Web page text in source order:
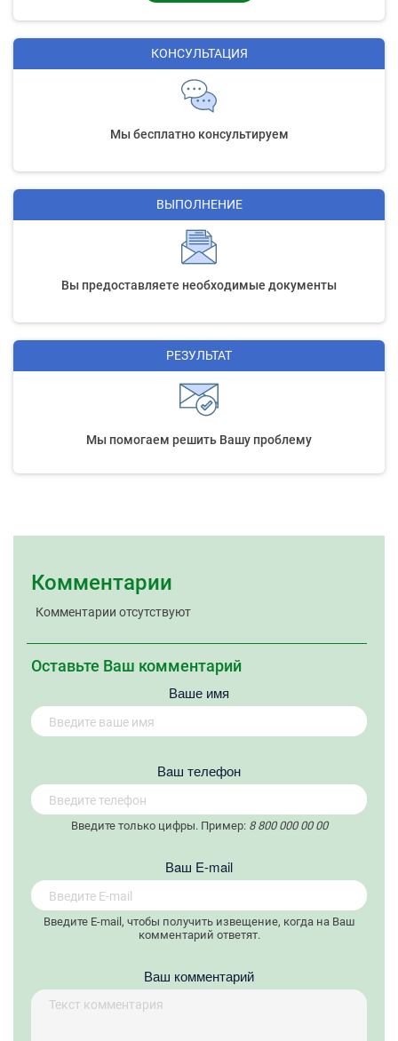
КОНСУЛЬТАЦИЯ
Мы бесплатно консультируем
ВЫПОЛНЕНИЕ
Вы предоставляете необходимые документы
РЕЗУЛЬТАТ
Мы помогаем решить Вашу проблему
Комментарии
Комментарии отсутствуют
Оставьте Ваш комментарий
Ваше имя
Вaш телефон
Введите только цифры. Пример: 8 800 000 00 00
Вaш E-mail
Введите E-mail, чтобы получить извещение, когда на Ваш
комментарий ответят.
Ваш комментарий